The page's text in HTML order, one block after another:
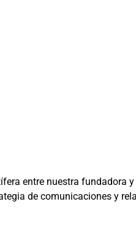
entre nuestra fundadora
de comunicaciones y